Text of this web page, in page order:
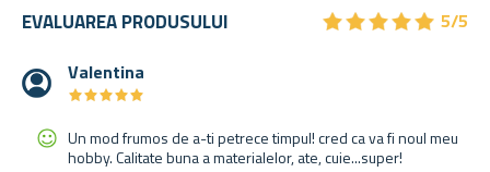
EVALUAREA PRODUSULUI ★★★★★
★★★★★ 5/5
Valentina
★★★★★
★★★★★
Un mod frumos de a-ti petrece timpul! cred ca va fi noul meu
hobby. Calitate buna a materialelor, ate, cuie...super!